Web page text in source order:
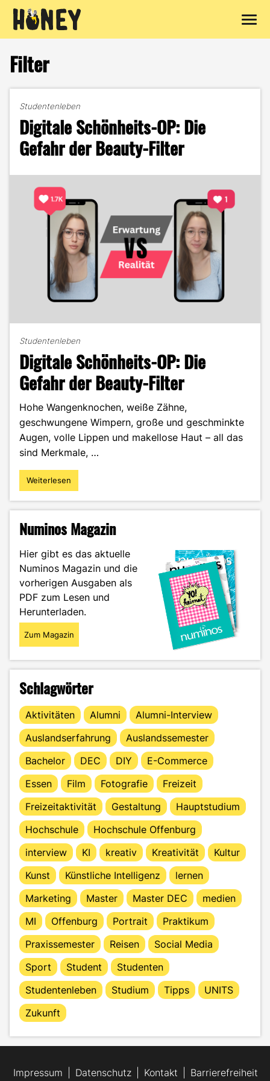
Inhalt
springen
Filter
Studentenleben
Digitale Schönheits-OP: Die
Gefahr der Beauty-Filter
Studentenleben
Digitale Schönheits-OP: Die
Gefahr der Beauty-Filter
Hohe Wangenknochen, weiße Zähne,
geschwungene Wimpern, große und geschminkte
Augen, volle Lippen und makellose Haut – all das
sind Merkmale, …
"Digitale
Schönheits-
Gefahr
Beauty-
Filter"
Weiterlesen
Numinos Magazin
Hier gibt es das aktuelle
Numinos Magazin und die
vorherigen Ausgaben als
PDF zum Lesen und
Herunterladen.
Zum Magazin
Schlagwörter
Aktivitäten Alumni
Alumni-Interview
Auslandserfahrung
Auslandssemester
Bachelor
DEC DIY
E-Commerce
Essen
Film Fotografie
Freizeit
Freizeitaktivität
Gestaltung
Hauptstudium
Hochschule
Hochschule Offenburg
interview
KI kreativ Kreativität
Kultur
Kunst
Künstliche Intelligenz
lernen
Marketing
Master Master DEC
medien
MI
Offenburg Portrait
Praktikum
Praxissemester
Reisen
Social Media
Sport
Student
Studenten
Studentenleben
Studium Tipps
UNITS
Zukunft
Impressum Datenschutz Kontakt Barrierefreiheit